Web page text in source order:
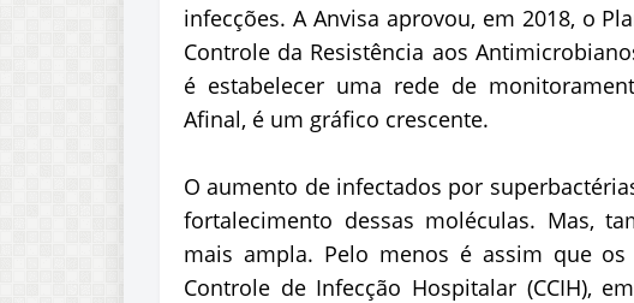
infecções. A Anvisa aprovou, em 2018, o
Controle da Resistência aos
é estabelecer uma rede de
Afinal, é um gráfico crescente.
O aumento de infectados por
fortalecimento dessas moléculas. Mas,
mais ampla. Pelo menos é assim que
Controle de Infecção Hospitalar (CCIH),